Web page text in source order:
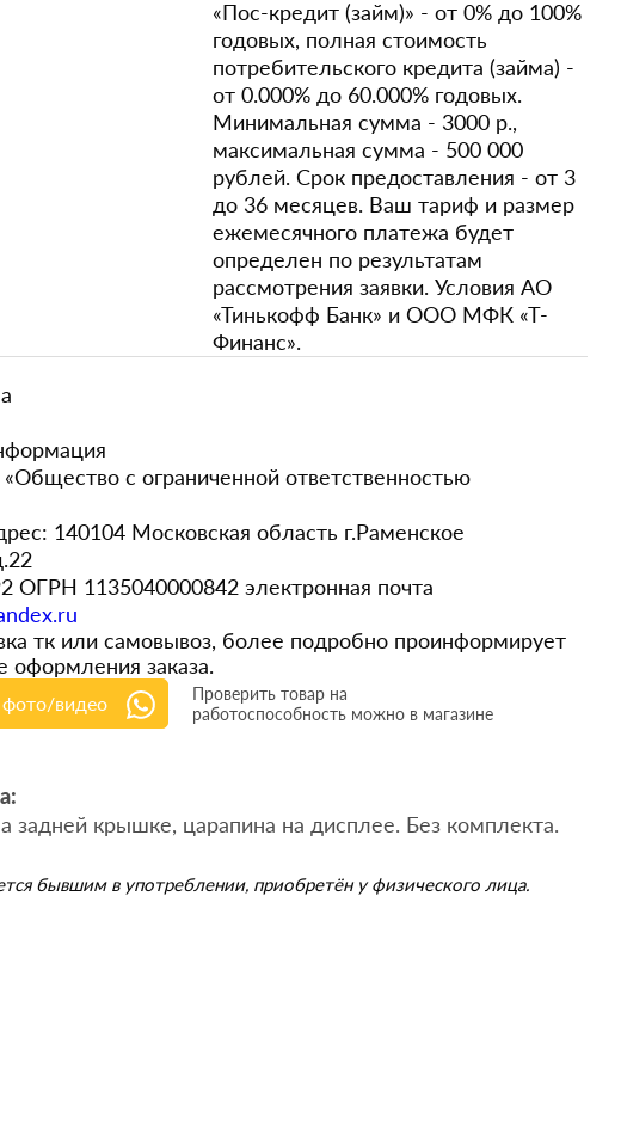
«Пос-кредит (займ)» - от 0% до 100%
годовых, полная стоимость
потребительского кредита (займа) -
от 0.000% до 60.000% годовых.
Минимальная сумма - 3000 р.,
максимальная сумма - 500 000
рублей. Срок предоставления - от 3
до 36 месяцев. Ваш тариф и размер
ежемесячного платежа будет
определен по результатам
рассмотрения заявки. Условия АО
«Тинькофф Банк» и ООО МФК «Т-
Финанс».
с ограниченной ответственностью
140104 Московская область г.Раменское
ОГРН 1135040000842 электронная почта
тк или самовывоз, более подробно проинформирует
заказа.
фото/видео
Проверить товар на
работоспособность можно в магазине
задней крышке, царапина на дисплее. Без комплекта.
бывшим в употреблении, приобретён у физического лица.